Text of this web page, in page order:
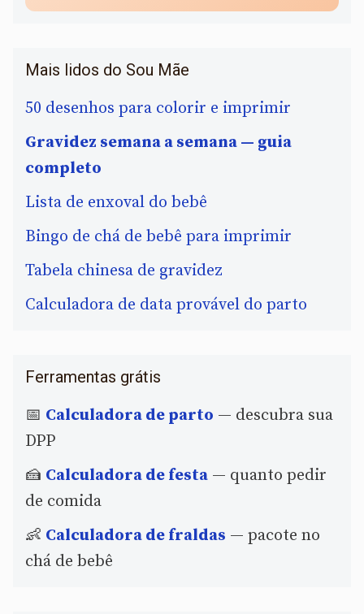
Mais lidos do Sou Mãe
50 desenhos para colorir e imprimir
Gravidez semana a semana — guia
completo
Lista de enxoval do bebê
Bingo de chá de bebê para imprimir
Tabela chinesa de gravidez
Calculadora de data provável do parto
Ferramentas grátis
📅 Calculadora de parto — descubra sua
DPP
🍰 Calculadora de festa — quanto pedir
de comida
👶 Calculadora de fraldas — pacote no
chá de bebê